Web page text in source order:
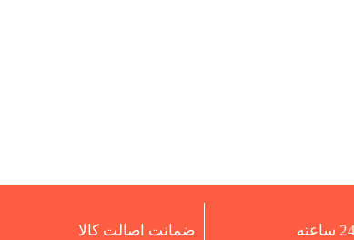
ضمانت اصالت کالا